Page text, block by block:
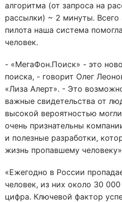
алгоритма (от запроса на
рассылки) ~ 2 минуты. Всего
пилота наша система
человек.
- «МегаФон.Поиск» - это
поиска, - говорит Олег
«Лиза Алерт». - Это
важные свидетельства от
высокой вероятностью
очень признательны
и полезные разработки,
жизнь пропавшему
«Ежегодно в России
человек, из них около 30
цифра. Ключевой фактор